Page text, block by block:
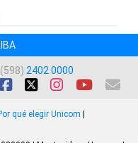
2402 0000
qué elegir Unicom